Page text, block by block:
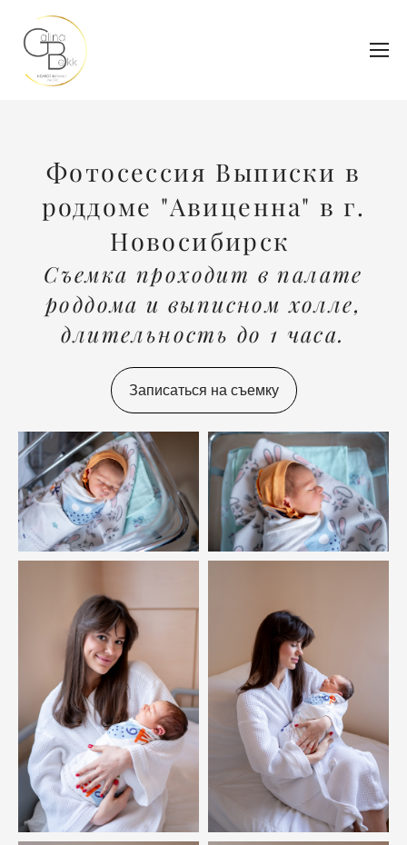
Фотосессия Выписки в
роддоме "Авиценна" в г.
Новосибирск
Съемка проходит в палате
роддома и выписном холле,
длительность до 1 часа.
Записаться на съемку